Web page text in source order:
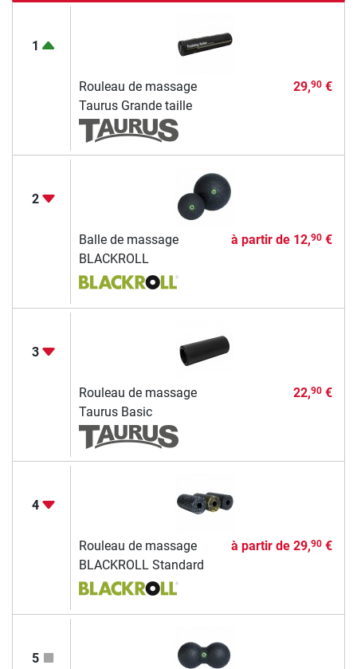
1
Rouleau de massage
Taurus Grande taille
29,90€
2
Balle de massage
BLACKROLL
à partir de 12,90€
3
Rouleau de massage
Taurus Basic
22,90€
4
Rouleau de massage
BLACKROLL Standard
à partir de 29,90€
5